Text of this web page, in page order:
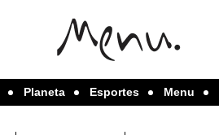
Planeta Esportes Menu